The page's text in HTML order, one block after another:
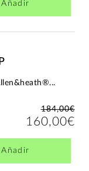
Añadir
184,00€
160,00€
Añadir